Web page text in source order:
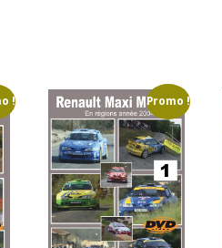
! Promo !